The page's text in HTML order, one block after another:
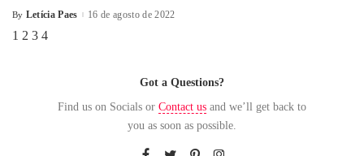
By Letícia Paes 16 de agosto de 2022
1 2 3 4
Got a Questions?
Find us on Socials or Contact us and we’ll get back to
you as soon as possible.